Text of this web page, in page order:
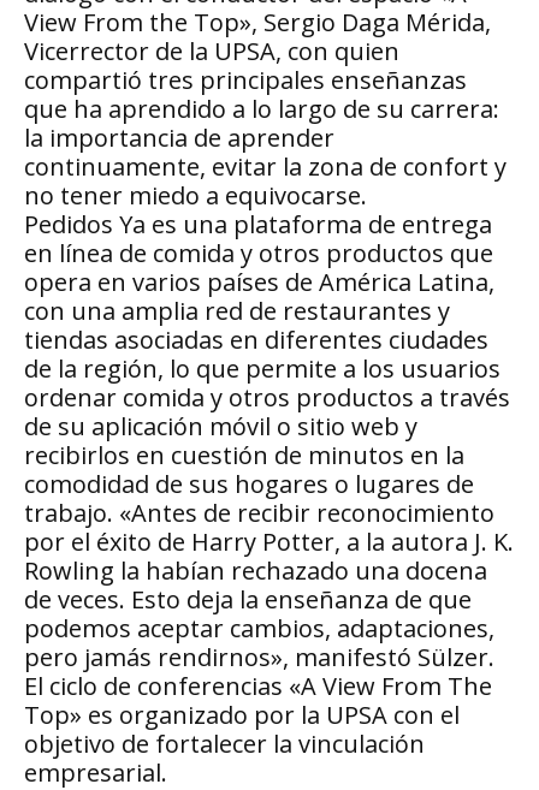
View From the Top», Sergio Daga Mérida,
Vicerrector de la UPSA, con quien
compartió tres principales enseñanzas
que ha aprendido a lo largo de su carrera:
la importancia de aprender
continuamente, evitar la zona de confort y
no tener miedo a equivocarse.
Pedidos Ya es una plataforma de entrega
en línea de comida y otros productos que
opera en varios países de América Latina,
con una amplia red de restaurantes y
tiendas asociadas en diferentes ciudades
de la región, lo que permite a los usuarios
ordenar comida y otros productos a través
de su aplicación móvil o sitio web y
recibirlos en cuestión de minutos en la
comodidad de sus hogares o lugares de
trabajo. «Antes de recibir reconocimiento
por el éxito de Harry Potter, a la autora J. K.
Rowling la habían rechazado una docena
de veces. Esto deja la enseñanza de que
podemos aceptar cambios, adaptaciones,
pero jamás rendirnos», manifestó Sülzer.
El ciclo de conferencias «A View From The
Top» es organizado por la UPSA con el
objetivo de fortalecer la vinculación
empresarial.